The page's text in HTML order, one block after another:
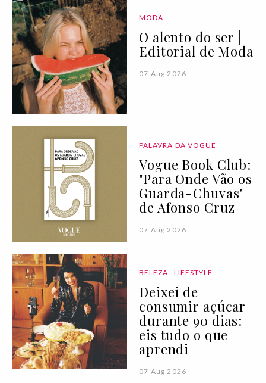
MODA
O alento do ser |
Editorial de Moda
07 Aug 2026
PALAVRA DA VOGUE
Vogue Book Club:
"Para Onde Vão os
Guarda-Chuvas"
de Afonso Cruz
07 Aug 2026
BELEZA LIFESTYLE
Deixei de
consumir açúcar
durante 90 dias:
eis tudo o que
aprendi
07 Aug 2026